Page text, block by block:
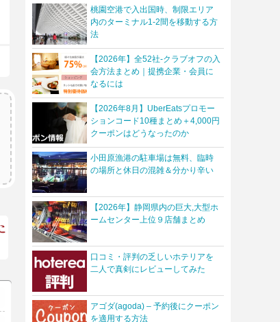
桃園空港で入出国時、制限エリア
内のターミナル1-2間を移動する方
法
【2026年】全52社-クラブオフの入
会方法まとめ｜提携企業・会員に
なるには
【2026年8月】UberEatsプロモー
ションコード10種まとめ＋4,000円
クーポンはどうなったのか
小田原漁港の駐車場は無料、臨時
の場所と休日の混雑＆分かり辛い
【2026年】静岡県内の巨大,大型ホ
ームセンター上位９店舗まとめ
口コミ・評判の乏しいホテリアを
二人で真剣にレビューしてみた
アゴダ(agoda) – 予約後にクーポン
を適用する方法